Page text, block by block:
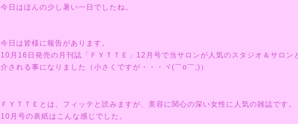
今日はほんの少し暑い一日でしたね。
今日は皆様に報告があります。
10月16日発売の月刊誌「ＦＹＴＴＥ」12月号で当サロンが人気のスタジオ＆サロン
介される事になりました（小さくですが・・・ヾ(￣o￣;)）
ＦＹＴＴＥとは、フィッテと読みますが、美容に関心の深い女性に人気の雑誌です。
10月号の表紙はこんな感じでした。